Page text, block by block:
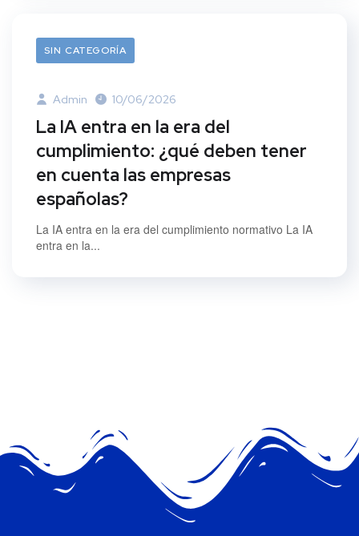
SIN CATEGORÍA
Admin 10/06/2026
La IA entra en la era del
cumplimiento: ¿qué deben tener
en cuenta las empresas
españolas?
La IA entra en la era del cumplimiento normativo La IA
entra en la...